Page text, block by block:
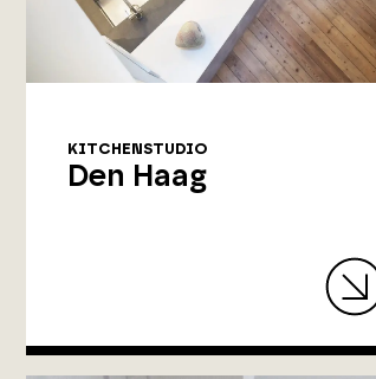
KITCHENSTUDIO
Den Haag